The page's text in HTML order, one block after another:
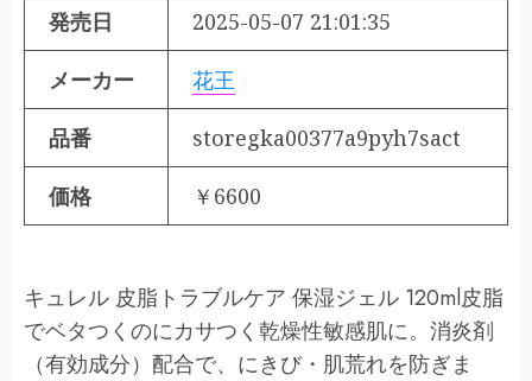
発売日 2025-05-07 21:01:35
メーカー 花王
品番 storegka00377a9pyh7sact
価格 ￥6600
キュレル 皮脂トラブルケア 保湿ジェル 120ml皮脂
でベタつくのにカサつく乾燥性敏感肌に。消炎剤
（有効成分）配合で、にきび・肌荒れを防ぎま